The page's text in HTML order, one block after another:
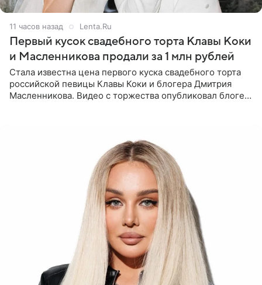
11 часов назад Lenta.Ru
Первый кусок свадебного торта Клавы Коки
и Масленникова продали за 1 млн рублей
Стала известна цена первого куска свадебного торта
российской певицы Клавы Коки и блогера Дмитрия
Масленникова. Видео с торжества опубликовал блогер